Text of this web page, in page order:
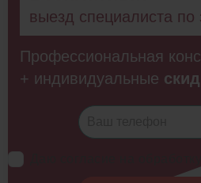
выезд специалиста по
Профессиональная
+ индивидуальные
Даю согласие на